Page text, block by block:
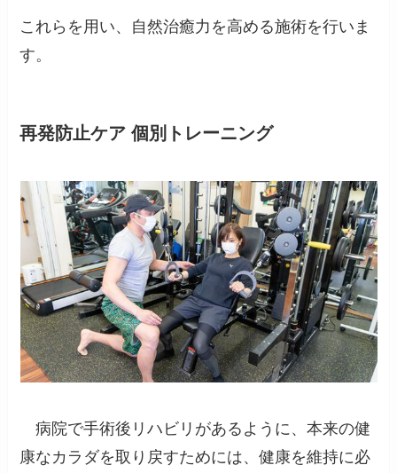
これらを用い、自然治癒力を高める施術を行いま
す。
再発防止ケア 個別トレーニング
病院で手術後リハビリがあるように、本来の健
康なカラダを取り戻すためには、健康を維持に必